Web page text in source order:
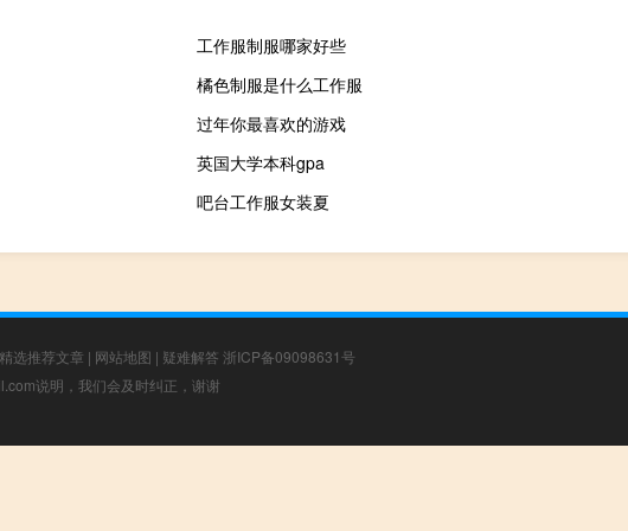
工作服制服哪家好些
橘色制服是什么工作服
过年你最喜欢的游戏
英国大学本科gpa
吧台工作服女装夏
精选推荐文章 | 网站地图 | 疑难解答 浙ICP备09098631号
说明，我们会及时纠正，谢谢